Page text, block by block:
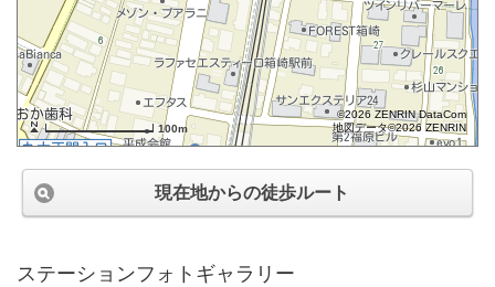
100m
©2026 ZENRIN DataCom
地図データ©2026 ZENRIN
現在地からの徒歩ルート
ステーションフォトギャラリー